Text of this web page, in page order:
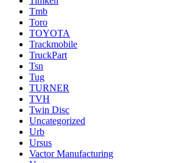
Tmb
Toro
TOYOTA
Trackmobile
TruckPart
Tsn
Tug
TURNER
TVH
Twin Disc
Uncategorized
Urb
Ursus
Vactor Manufacturing